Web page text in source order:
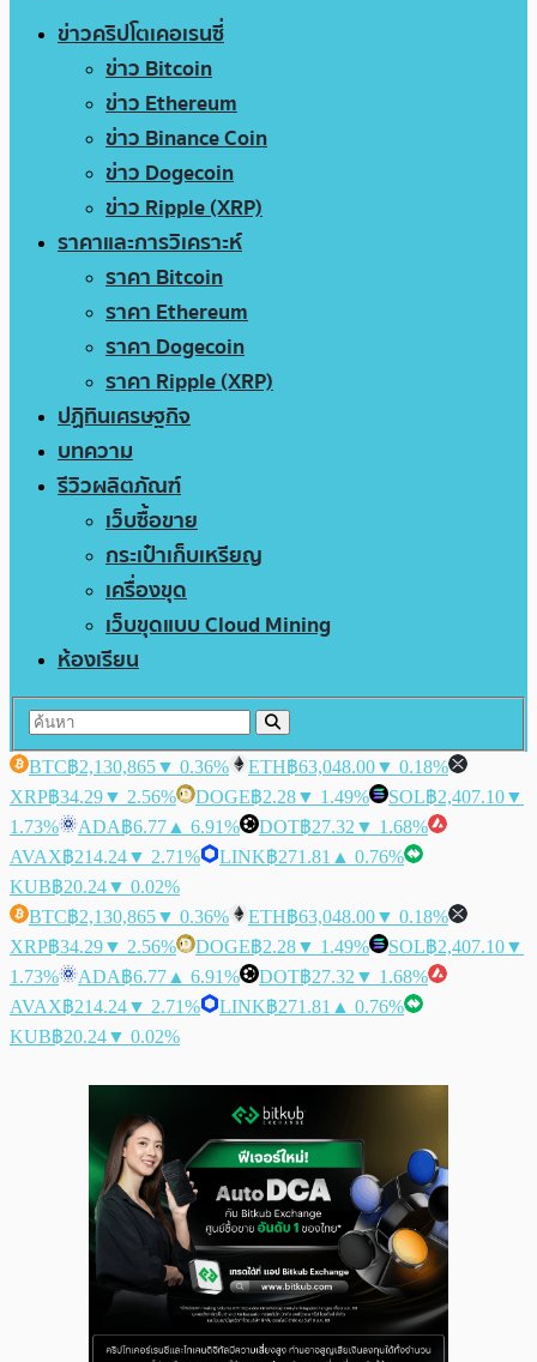
ข่าวคริปโตเคอเรนซี่
ข่าว Bitcoin
ข่าว Ethereum
ข่าว Binance Coin
ข่าว Dogecoin
ข่าว Ripple (XRP)
ราคาและการวิเคราะห์
ราคา Bitcoin
ราคา Ethereum
ราคา Dogecoin
ราคา Ripple (XRP)
ปฏิทินเศรษฐกิจ
บทความ
รีวิวผลิตภัณฑ์
เว็บซื้อขาย
กระเป๋าเก็บเหรียญ
เครื่องขุด
เว็บขุดแบบ Cloud Mining
ห้องเรียน
BTC฿2,130,865▼ 0.36% ETH฿63,048.00▼ 0.18%
XRP฿34.29▼ 2.56% DOGE฿2.28▼ 1.49% SOL฿2,407.10▼
1.73%
ADA฿6.77 ▲ 6.91% DOT฿27.32 ▼ 1.68%
AVAX฿214.24▼ 2.71% LINK฿271.81 ▲ 0.76%
KUB฿20.24▼ 0.02%
BTC฿2,130,865▼ 0.36% ETH฿63,048.00▼ 0.18%
XRP฿34.29▼ 2.56% DOGE฿2.28▼ 1.49% SOL฿2,407.10▼
1.73%
ADA฿6.77 ▲ 6.91% DOT฿27.32 ▼ 1.68%
AVAX฿214.24▼ 2.71% LINK฿271.81 ▲ 0.76%
KUB฿20.24▼ 0.02%